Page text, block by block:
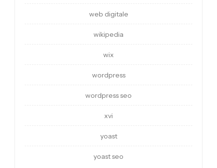
web digitale
wikipedia
wix
wordpress
wordpress seo
xvi
yoast
yoast seo